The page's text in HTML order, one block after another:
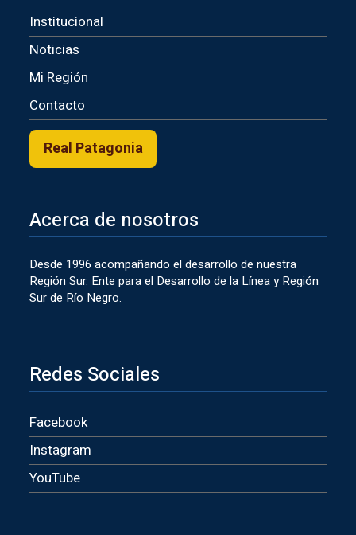
Institucional
Noticias
Mi Región
Contacto
Real Patagonia
Acerca de nosotros
Desde 1996 acompañando el desarrollo de nuestra
Región Sur. Ente para el Desarrollo de la Línea y Región
Sur de Río Negro.
Redes Sociales
Facebook
Instagram
YouTube